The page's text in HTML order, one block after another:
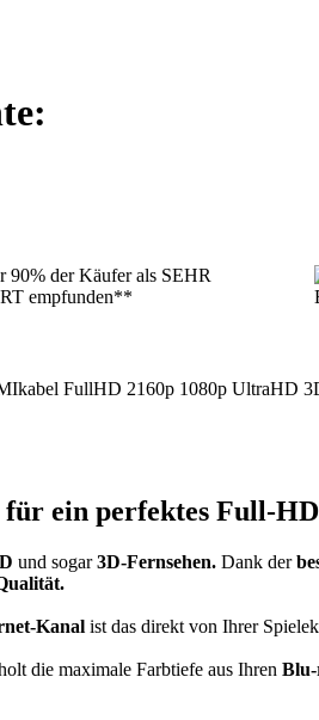
ein perfektes Full-
und sogar3D-Fernsehen. Dank der
Kanal ist das direkt von Ihrer
die maximale Farbtiefe aus Ihren